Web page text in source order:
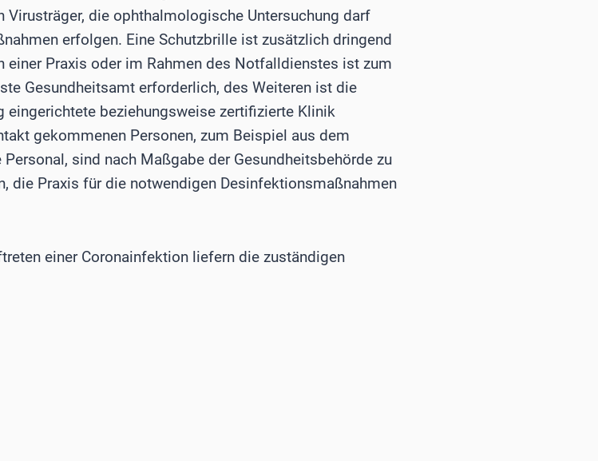
die ophthalmologische Untersuchung darf
erfolgen. Eine Schutzbrille ist zusätzlich dringend
einer Praxis oder im Rahmen des Notfalldienstes ist zum
Gesundheitsamt erforderlich, des Weiteren ist die
eingerichtete beziehungsweise zertifizierte Klinik
gekommenen Personen, zum Beispiel aus dem
sind nach Maßgabe der Gesundheitsbehörde zu
die Praxis für die notwendigen Desinfektionsmaßnahmen
einer Coronainfektion liefern die zuständigen